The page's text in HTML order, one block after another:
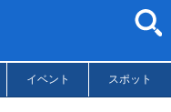
イベント スポット